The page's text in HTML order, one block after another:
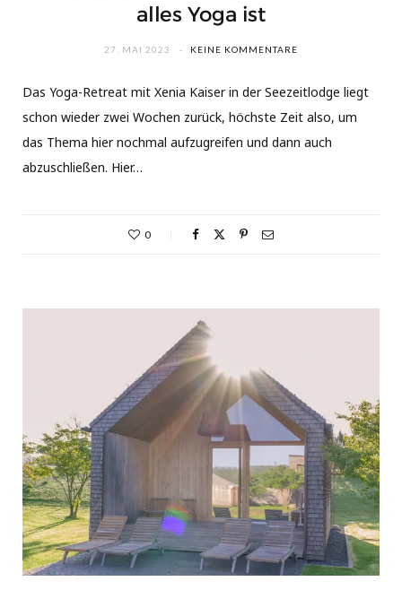
alles Yoga ist
27. MAI 2023 KEINE KOMMENTARE
Das Yoga-Retreat mit Xenia Kaiser in der Seezeitlodge liegt
schon wieder zwei Wochen zurück, höchste Zeit also, um
das Thema hier nochmal aufzugreifen und dann auch
abzuschließen. Hier…
0